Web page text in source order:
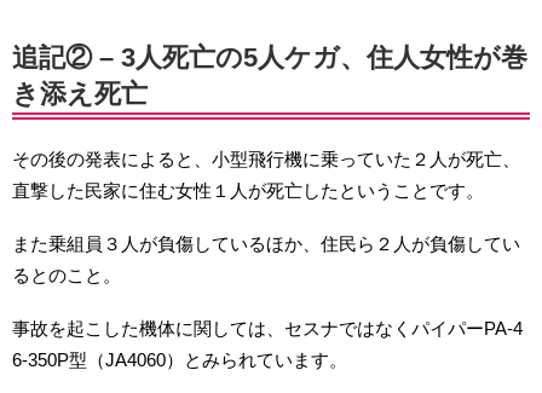
追記② – 3人死亡の5人ケガ、住人女性が巻
き添え死亡
その後の発表によると、小型飛行機に乗っていた２人が死亡、
直撃した民家に住む女性１人が死亡したということです。
また乗組員３人が負傷しているほか、住民ら２人が負傷してい
るとのこと。
事故を起こした機体に関しては、セスナではなくパイパーPA-4
6-350P型（JA4060）とみられています。